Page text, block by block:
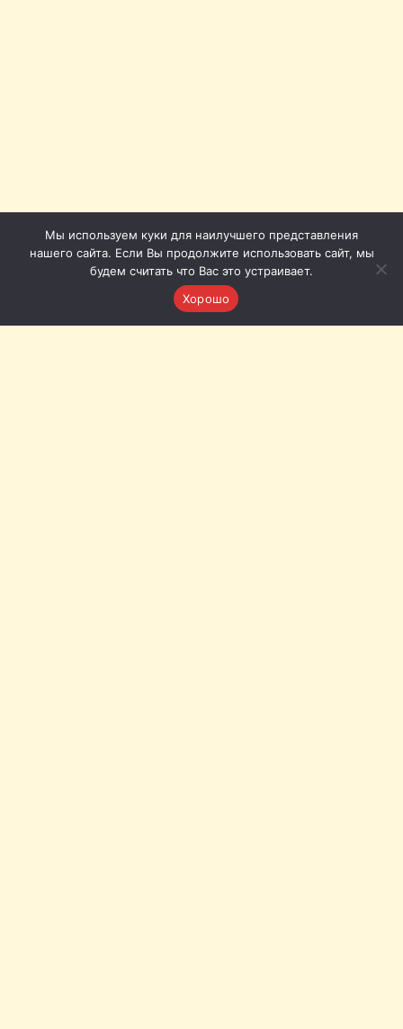
Мы используем куки для наилучшего представления
нашего сайта. Если Вы продолжите использовать сайт, мы
будем считать что Вас это устраивает.
Хорошо